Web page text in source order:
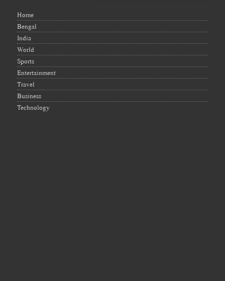
Home
Bengal
India
World
Sports
Entertainment
Travel
Business
Technology